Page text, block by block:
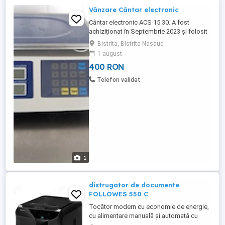
1
Vânzare Cântar electronic
Cântar electronic ACS 15 30. A fost
achiziționat în Septembrie 2023 și folosit
pâna în Iunie 2025 în Cantină. Preț 400 lei
cu TVA.
Bistrita, Bistrita-Nasaud
1 august
400 RON
Telefon validat
distrugator de documente
FOLLOWES 550 C
Tocător modern cu economie de energie,
cu alimentare manuală și automată cu